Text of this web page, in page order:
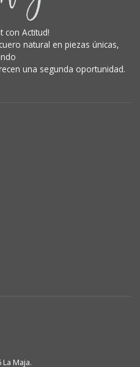
con Actitud!
natural en piezas únicas,
una segunda oportunidad.
La Maja.